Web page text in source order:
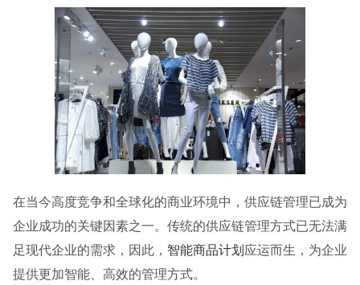
在当今高度竞争和全球化的商业环境中，供应链管理已成为
企业成功的关键因素之一。传统的供应链管理方式已无法满
足现代企业的需求，因此， 智能商品计划应运而生，为企业
提供更加智能、高效的管理方式。